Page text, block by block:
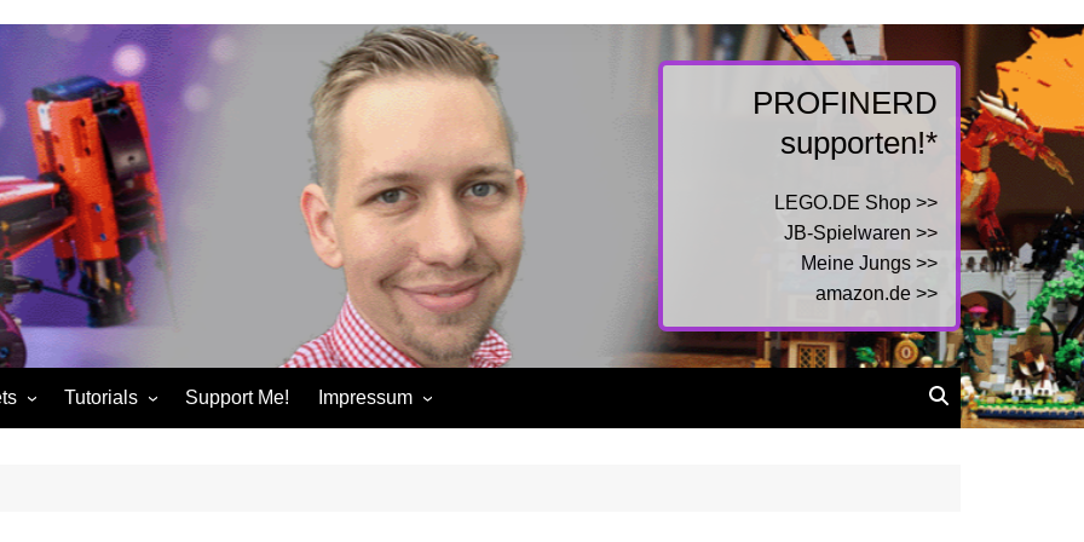
PROFINERD
supporten!*
LEGO.DE Shop >>
JB-Spielwaren >>
Meine Jungs >>
amazon.de >>
Tutorials Support Me! Impressum